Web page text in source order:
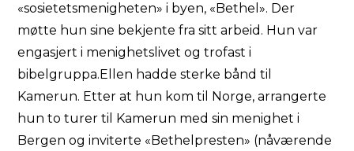
«sosietetsmenigheten» i byen, «Bethel». Der
møtte hun sine bekjente fra sitt arbeid. Hun var
engasjert i menighetslivet og trofast i
bibelgruppa.Ellen hadde sterke bånd til
Kamerun. Etter at hun kom til Norge, arrangerte
hun to turer til Kamerun med sin menighet i
Bergen og inviterte «Bethelpresten» (nåværende